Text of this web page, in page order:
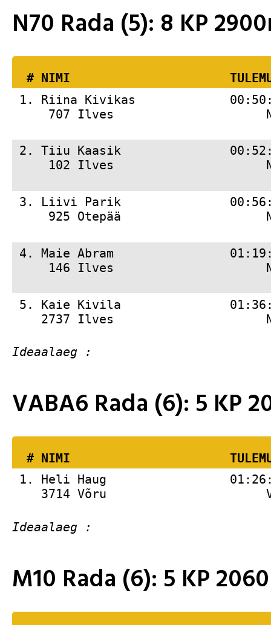
N70 Rada (5): 8 KP
  #
NIMI
1. Riina Kivikas
707 Ilves
2. Tiiu Kaasik
102 Ilves
3. Liivi Parik               00:56:50
925 Otepää
4. Maie Abram
146 Ilves
5. Kaie Kivila
2737 Ilves
VABA6 Rada (6): 5 KP
  #
NIMI
1. Heli Haug
3714 Võru
M10 Rada (6): 5 KP